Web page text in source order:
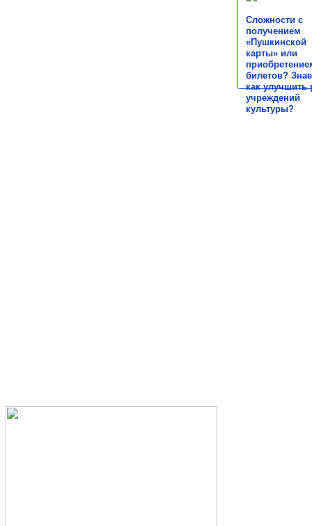
Сложности с
получением
«Пушкинской
карты» или
билетов?
как улучшить
учреждений
культуры?